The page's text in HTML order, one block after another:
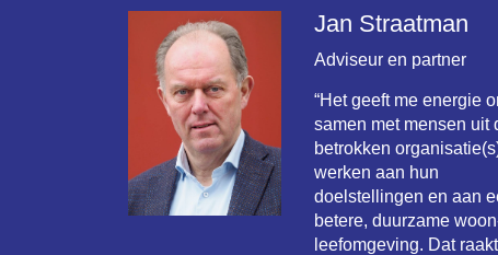
Jan Straatman
Adviseur en partner
“Het geeft me energie
samen met mensen uit
betrokken
werken aan hun
doelstellingen en aan
betere, duurzame
leefomgeving. Dat raakt